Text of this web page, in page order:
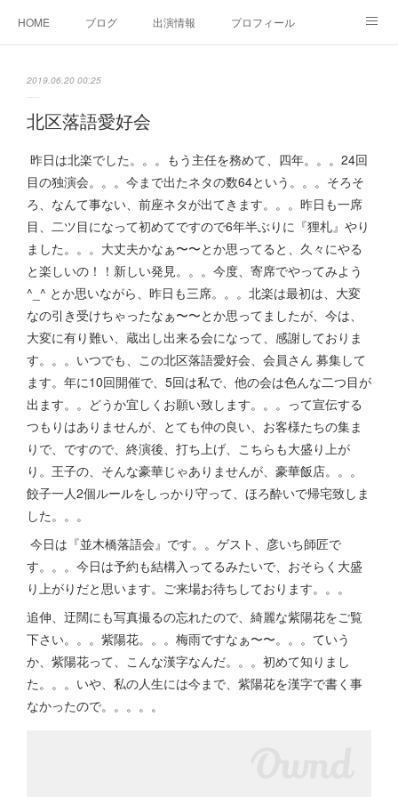
HOME ブログ 出演情報 プロフィール
2019.06.20 00:25
北区落語愛好会
昨日は北楽でした。。。もう主任を務めて、四年。。。24回
目の独演会。。。今まで出たネタの数64という。。。そろそ
ろ、なんて事ない、前座ネタが出てきます。。。昨日も一席
目、二ツ目になって初めてですので6年半ぶりに『狸札』やり
ました。。。大丈夫かなぁ〜〜とか思ってると、久々にやる
と楽しいの！！新しい発見。。。今度、寄席でやってみよう
^_^ とか思いながら、昨日も三席。。。北楽は最初は、大変
なの引き受けちゃったなぁ〜〜とか思ってましたが、今は、
大変に有り難い、蔵出し出来る会になって、感謝しておりま
す。。。いつでも、この北区落語愛好会、会員さん 募集して
ます。年に10回開催で、5回は私で、他の会は色んな二つ目が
出ます。。どうか宜しくお願い致します。。。って宣伝する
つもりはありませんが、とても仲の良い、お客様たちの集ま
りで、ですので、終演後、打ち上げ、こちらも大盛り上が
り。王子の、そんな豪華じゃありませんが、豪華飯店。。。
餃子一人2個ルールをしっかり守って、ほろ酔いで帰宅致しま
した。。。
今日は『並木橋落語会』です。。ゲスト、彦いち師匠で
す。。。今日は予約も結構入ってるみたいで、おそらく大盛
り上がりだと思います。ご来場お待ちしております。。。
追伸、迂闊にも写真撮るの忘れたので、綺麗な紫陽花をご覧
下さい。。。紫陽花。。。梅雨ですなぁ〜〜。。。ていう
か、紫陽花って、こんな漢字なんだ。。。初めて知りまし
た。。。いや、私の人生には今まで、紫陽花を漢字で書く事
なかったので。。。。。